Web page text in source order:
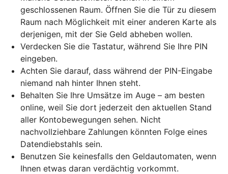
geschlossenen Raum. Öffnen Sie die Tür zu diesem
Raum nach Möglichkeit mit einer anderen Karte als
derjenigen, mit der Sie Geld abheben wollen.
Verdecken Sie die Tastatur, während Sie Ihre PIN
eingeben.
Achten Sie darauf, dass während der PIN-Eingabe
niemand nah hinter Ihnen steht.
Behalten Sie Ihre Umsätze im Auge – am besten
online, weil Sie dort jederzeit den aktuellen Stand
aller Kontobewegungen sehen. Nicht
nachvollziehbare Zahlungen könnten Folge eines
Datendiebstahls sein.
Benutzen Sie keinesfalls den Geldautomaten, wenn
Ihnen etwas daran verdächtig vorkommt.